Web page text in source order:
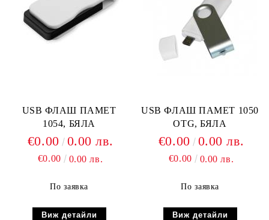
USB ФЛАШ ПАМЕТ
1054, БЯЛА
€0.00 0.00 лв.
€0.00 0.00 лв.
По заявка
Виж детайли
USB ФЛАШ ПАМЕТ 1050
OTG, БЯЛА
€0.00 0.00 лв.
€0.00 0.00 лв.
По заявка
Виж детайли